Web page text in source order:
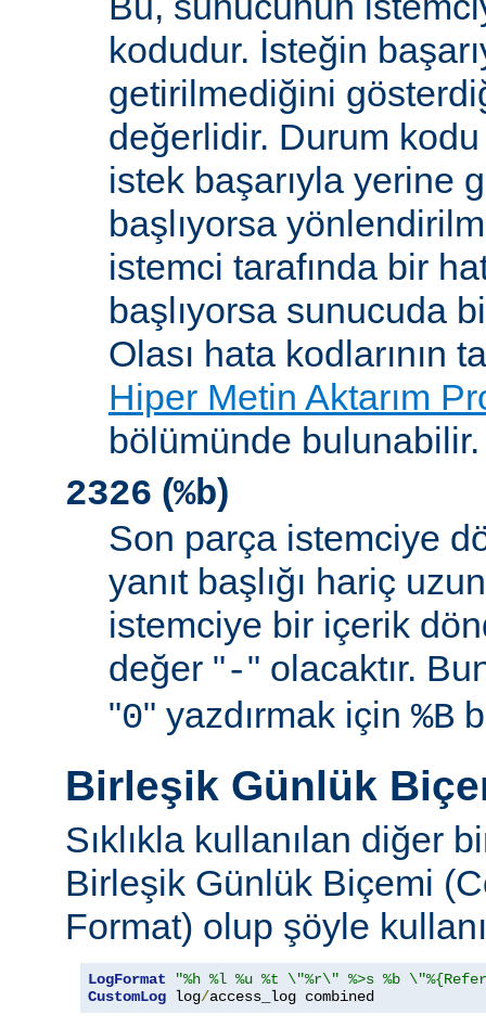
kodudur. İsteğin
getirilmediğini
değerlidir. Durum
istek başarıyla yerine
başlıyorsa
istemci tarafında bir
başlıyorsa sunucuda
Olası hata kodlarının
Hiper Metin Aktarım
bölümünde bulunabilir.
2326 (%b)
Son parça istemciye
yanıt başlığı hariç
istemciye bir içerik
değer "-" olacaktır.
"0" yazdırmak için %B
Birleşik Günlük
Sıklıkla kullanılan diğer
Birleşik Günlük Biçemi
Format) olup şöyle
LogFormat
"%h %l %u %t \"%r\" %>s %b
CustomLog log/access_log combined